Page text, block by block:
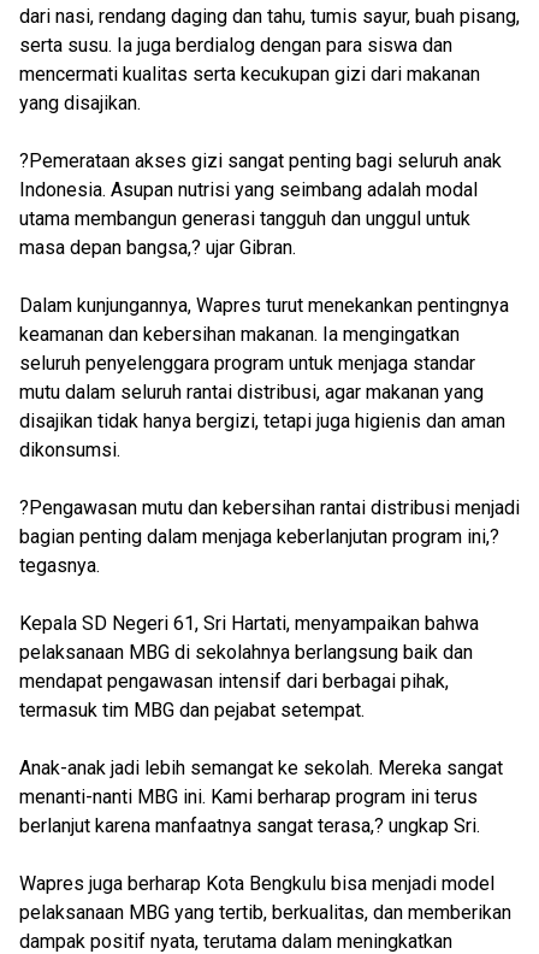
dari nasi, rendang daging dan tahu, tumis sayur, buah pisang,
serta susu. Ia juga berdialog dengan para siswa dan
mencermati kualitas serta kecukupan gizi dari makanan
yang disajikan.
?Pemerataan akses gizi sangat penting bagi seluruh anak
Indonesia. Asupan nutrisi yang seimbang adalah modal
utama membangun generasi tangguh dan unggul untuk
masa depan bangsa,? ujar Gibran.
Dalam kunjungannya, Wapres turut menekankan pentingnya
keamanan dan kebersihan makanan. Ia mengingatkan
seluruh penyelenggara program untuk menjaga standar
mutu dalam seluruh rantai distribusi, agar makanan yang
disajikan tidak hanya bergizi, tetapi juga higienis dan aman
dikonsumsi.
?Pengawasan mutu dan kebersihan rantai distribusi menjadi
bagian penting dalam menjaga keberlanjutan program ini,?
tegasnya.
Kepala SD Negeri 61, Sri Hartati, menyampaikan bahwa
pelaksanaan MBG di sekolahnya berlangsung baik dan
mendapat pengawasan intensif dari berbagai pihak,
termasuk tim MBG dan pejabat setempat.
Anak-anak jadi lebih semangat ke sekolah. Mereka sangat
menanti-nanti MBG ini. Kami berharap program ini terus
berlanjut karena manfaatnya sangat terasa,? ungkap Sri.
Wapres juga berharap Kota Bengkulu bisa menjadi model
pelaksanaan MBG yang tertib, berkualitas, dan memberikan
dampak positif nyata, terutama dalam meningkatkan